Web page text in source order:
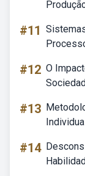
#11
#12 O
#13
#14